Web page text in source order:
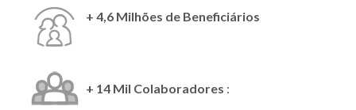
+ 4,6 Milhões de Beneficiários
+ 14 Mil Colaboradores :